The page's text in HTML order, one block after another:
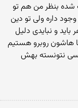
شده بنظر من هم تو
داره ولی تو دین
و نبایدی دلیل
هاشون روبرو هستیم
کسی نتونسته بهش